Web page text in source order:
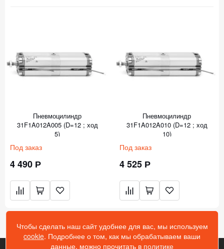
Пневмоцилиндр
31F1A012A005 (D=12 ; ход
5)
Под заказ
4 490 Р
Пневмоцилиндр
31F1A012A010 (D=12 ; ход
10)
Под заказ
4 525 Р
Чтобы сделать наш сайт удобнее для вас, мы используем
cookie. Подробнее о том, как мы обрабатываем ваши
данные, можно прочитать в политике